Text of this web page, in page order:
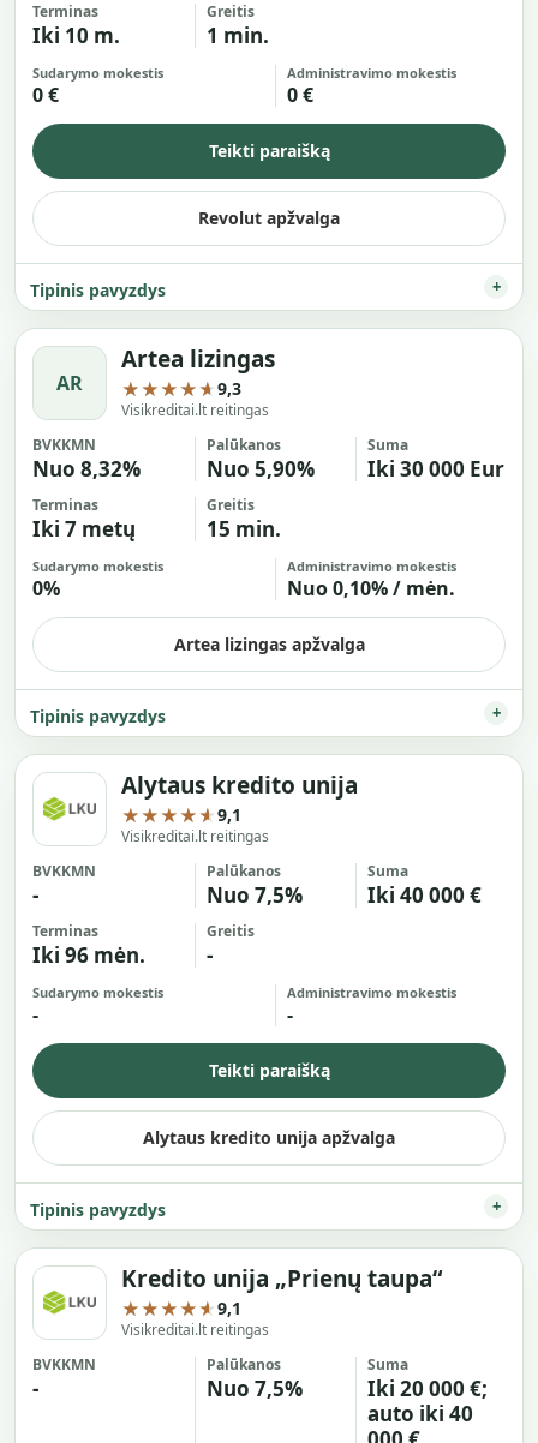
Terminas
Iki 10 m.
Greitis
1 min.
Sudarymo mokestis
0 €
Administravimo mokestis
0 €
Teikti paraišką
Revolut apžvalga
Tipinis pavyzdys
AR
Artea lizingas
★★★★★9,3
Visikreditai.lt reitingas
BVKKMN
Nuo 8,32%
Palūkanos
Nuo 5,90%
Suma
Iki 30 000 Eur
Terminas
Iki 7 metų
Greitis
15 min.
Sudarymo mokestis
0%
Administravimo mokestis
Nuo 0,10% / mėn.
Artea lizingas apžvalga
Tipinis pavyzdys
Alytaus kredito unija
★★★★★9,1
Visikreditai.lt reitingas
BVKKMN
-
Palūkanos
Nuo 7,5%
Suma
Iki 40 000 €
Terminas
Iki 96 mėn.
Greitis
-
Sudarymo mokestis
-
Administravimo mokestis
-
Teikti paraišką
Alytaus kredito unija apžvalga
Tipinis pavyzdys
Kredito unija „Prienų taupa“
★★★★★9,1
Visikreditai.lt reitingas
BVKKMN
-
Palūkanos
Nuo 7,5%
Suma
Iki 20 000 €;
auto iki 40